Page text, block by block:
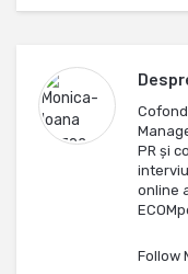
PR și
online
Follow